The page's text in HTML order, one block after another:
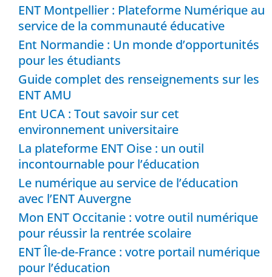
ENT Montpellier : Plateforme Numérique au
service de la communauté éducative
Ent Normandie : Un monde d’opportunités
pour les étudiants
Guide complet des renseignements sur les
ENT AMU
Ent UCA : Tout savoir sur cet
environnement universitaire
La plateforme ENT Oise : un outil
incontournable pour l’éducation
Le numérique au service de l’éducation
avec l’ENT Auvergne
Mon ENT Occitanie : votre outil numérique
pour réussir la rentrée scolaire
ENT Île-de-France : votre portail numérique
pour l’éducation